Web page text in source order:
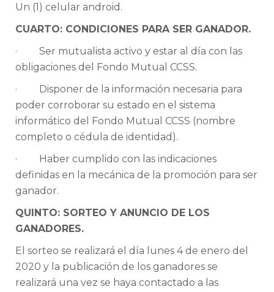
Un (1) celular android.
CUARTO: CONDICIONES PARA SER GANADOR.
· Ser mutualista activo y estar al día con las
obligaciones del Fondo Mutual CCSS.
· Disponer de la información necesaria para
poder corroborar su estado en el sistema
informático del Fondo Mutual CCSS (nombre
completo o cédula de identidad).
· Haber cumplido con las indicaciones
definidas en la mecánica de la promoción para ser
ganador.
QUINTO: SORTEO Y ANUNCIO DE LOS
GANADORES.
El sorteo se realizará el día lunes 4 de enero del
2020 y la publicación de los ganadores se
realizará una vez se haya contactado a las